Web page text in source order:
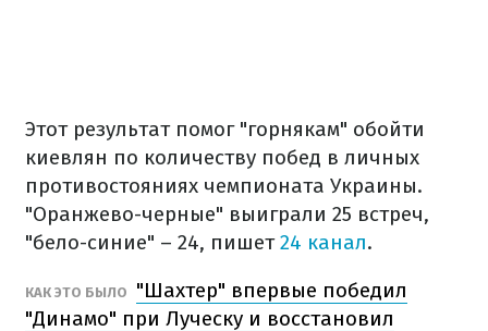
Этот результат помог "горнякам" обойти
киевлян по количеству побед в личных
противостояниях чемпионата Украины.
"Оранжево-черные" выиграли 25 встреч,
"бело-синие" – 24, пишет24 канал.
КАК ЭТО БЫЛО
"Шахтер" впервые победил
"Динамо" при Луческу и восстановил